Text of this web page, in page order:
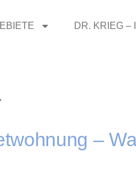
DR. KRIEG –
–